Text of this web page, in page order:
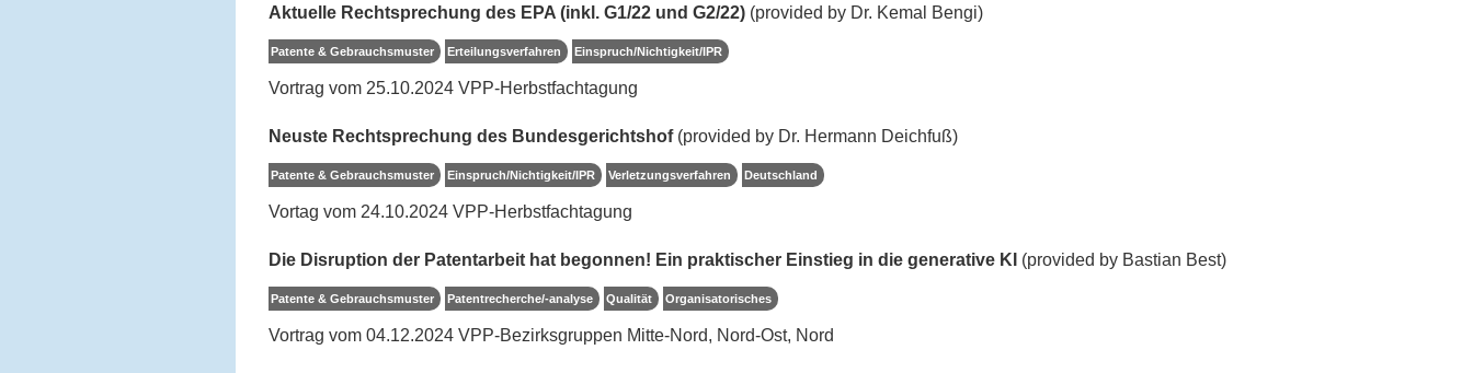
Aktuelle Rechtsprechung des EPA (inkl. G1/22 und G2/22) (provided by Dr. Kemal Bengi)
Patente & Gebrauchsmuster Erteilungsverfahren Einspruch/Nichtigkeit/IPR
Vortrag vom 25.10.2024 VPP-Herbstfachtagung
Neuste Rechtsprechung des Bundesgerichtshof(provided by Dr. Hermann Deichfuß)
Patente & Gebrauchsmuster Einspruch/Nichtigkeit/IPR Verletzungsverfahren Deutschland
Vortag vom 24.10.2024 VPP-Herbstfachtagung
Die Disruption der Patentarbeit hat begonnen! Ein praktischer Einstieg in die generative KI (provided by Bastian Best)
Patente & Gebrauchsmuster Patentrecherche/-analyse Qualität Organisatorisches
Vortrag vom 04.12.2024 VPP-Bezirksgruppen Mitte-Nord, Nord-Ost, Nord